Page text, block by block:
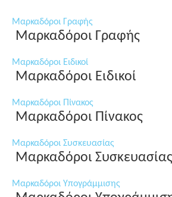
Μαρκαδόροι Γραφής
Μαρκαδόροι Γραφής
Μαρκαδόροι Ειδικοί
Μαρκαδόροι Ειδικοί
Μαρκαδόροι Πίνακος
Μαρκαδόροι Πίνακος
Μαρκαδόροι Συσκευασίας
Μαρκαδόροι Συσκευασίας
Μαρκαδόροι Υπογράμμισης